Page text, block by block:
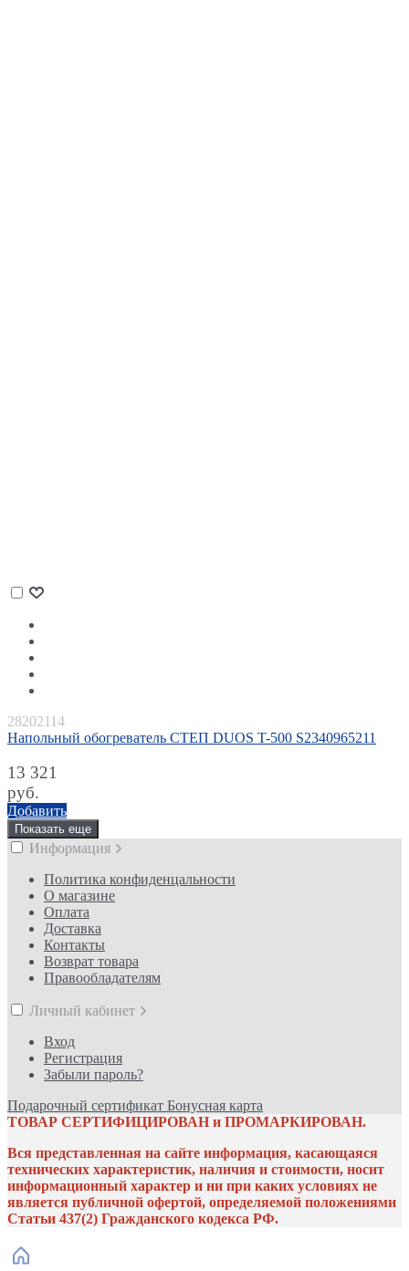
28202114
Напольный обогреватель СТЕП DUOS T-500 S2340965211
13 321
руб.
Добавить
Показать еще
Информация
Политика конфиденцальности
О магазине
Оплата
Доставка
Контакты
Возврат товара
Правообладателям
Личный кабинет
Вход
Регистрация
Забыли пароль?
Подарочный сертификат Бонусная карта
ТОВАР СЕРТИФИЦИРОВАН и ПРОМАРКИРОВАН.
Вся представленная на сайте информация, касающаяся
технических характеристик, наличия и стоимости, носит
информационный характер и ни при каких условиях не
является публичной офертой, определяемой положениями
Статьи 437(2) Гражданского кодекса РФ.